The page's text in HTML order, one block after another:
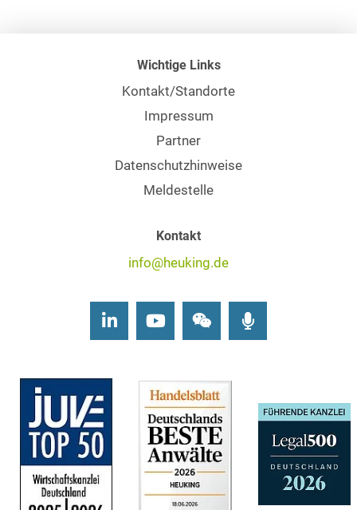
Wichtige Links
Kontakt/Standorte
Impressum
Partner
Datenschutzhinweise
Meldestelle
Kontakt
info@heuking.de
LinkedInYoutubeWechat